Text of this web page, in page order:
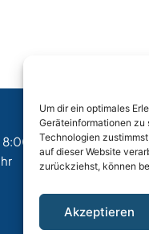
Um dir ein optimales
Geräteinformationen zu
Technologien
auf dieser Website
zurückziehst, können
Akzeptieren
– 17:00 Uhr